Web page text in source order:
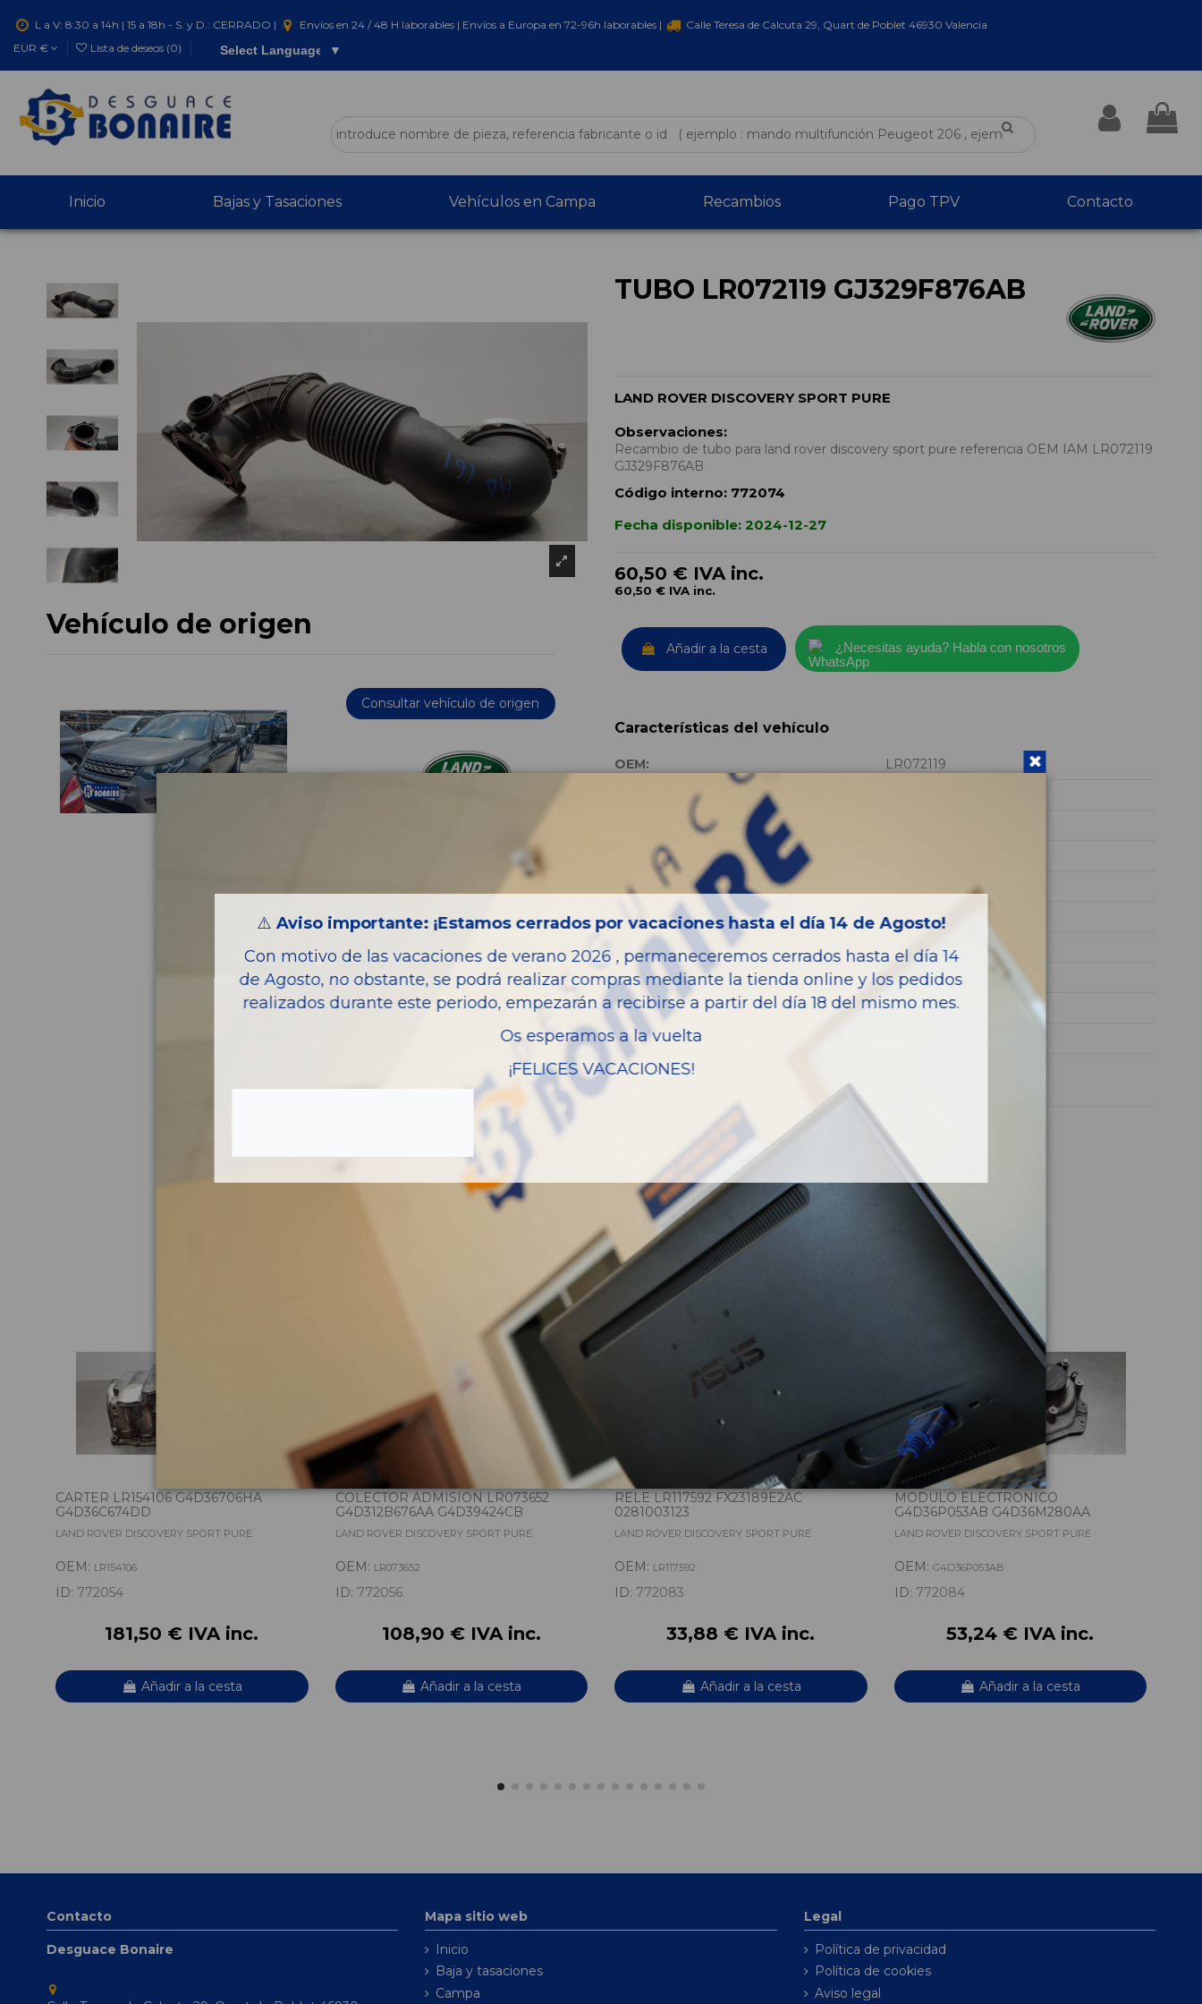
L a V: 8:30 a 14h | 15 a 18h - S. y D.: CERRADO | Envíos en 24 / 48 H laborables | Envíos a Europa en 72-96h laborables |
Calle Teresa de Calcuta 29, Quart de Poblet 46930 Valencia
EUR €
Lista de deseos (0) Select Language ▼
Inicio Bajas y Tasaciones Vehículos en Campa Recambios Pago TPV Contacto
Vehículo de origen
Consultar vehículo de origen
TUBO LR072119 GJ329F876AB
LAND ROVER DISCOVERY SPORT PURE
Observaciones:
Recambio de tubo para land rover discovery sport pure referencia OEM IAM LR072119
GJ329F876AB
Código interno: 772074
Fecha disponible: 2024-12-27
60,50 € IVA inc.
60,50 € IVA inc.
Añadir a la cesta ¿Necesitas ayuda? Habla con nosotros
Características del vehículo
OEM:
LR072119
Año fabricación
Código motor
Bastidor
Color
Combustible
Diesel
Versión
Pure
Potencia
150CV 110KW
Ref.Marca
GJ329F876AB
Modelo
Garantia
Piezas almacenadas del vehículo
CARTER LR154106 G4D36706HA
G4D36C674DD
LAND ROVER DISCOVERY SPORT PURE
OEM: LR154106
ID: 772054
181,50 € IVA inc.
Añadir a la cesta
COLECTOR ADMISION LR073652
G4D312B676AA G4D39424CB
LAND ROVER DISCOVERY SPORT PURE
OEM: LR073652
ID: 772056
108,90 € IVA inc.
Añadir a la cesta
RELE LR117592 FX23189E2AC
0281003123
LAND ROVER DISCOVERY SPORT PURE
OEM: LR117592
ID: 772083
33,88 € IVA inc.
Añadir a la cesta
MODULO ELECTRONICO
G4D36P053AB G4D36M280AA
LAND ROVER DISCOVERY SPORT PURE
OEM: G4D36P053AB
ID: 772084
53,24 € IVA inc.
Añadir a la cesta
Contacto
Desguace Bonaire
Mapa sitio web
Inicio
Baja y tasaciones
Campa
Legal
Política de privacidad
Política de cookies
Aviso legal
⚠️ Aviso importante: ¡Estamos cerrados por vacaciones hasta el día 14 de Agosto!
Con motivo de las vacaciones de verano 2026 , permaneceremos cerrados hasta el día 14
de Agosto, no obstante, se podrá realizar compras mediante la tienda online y los pedidos
realizados durante este periodo, empezarán a recibirse a partir del día 18 del mismo mes.
Os esperamos a la vuelta
¡FELICES VACACIONES!